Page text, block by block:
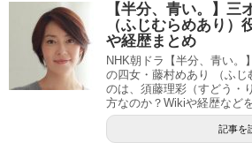
【半分、青い。】三
（ふじむらめあり
や経歴まとめ
NHK朝ドラ【半分、青い。
の四女・藤村めあり （ふじ
のは、須藤理彩（すどう・
方なのか？Wikiや経歴など
記事を